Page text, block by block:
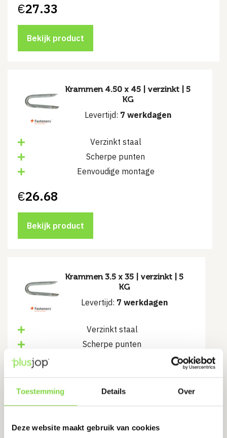
Toestemming Details Over
Deze website maakt gebruik van cookies
€27.33
Bekijk product
Krammen 4.50 x 45 | verzinkt | 5
KG
Levertijd: 7 werkdagen
Verzinkt staal
Scherpe punten
Eenvoudige montage
€26.68
Bekijk product
Krammen 3.5 x 35 | verzinkt | 5
KG
Levertijd: 7 werkdagen
Verzinkt staal
Scherpe punten